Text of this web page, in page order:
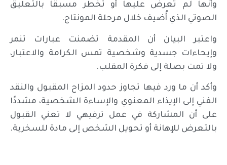
وأنها لم تُعرض عليها أو تُخطر مسبقًا بالتعليق
الصوتي الذي أُضيف خلال مرحلة المونتاج.
واعتبر البيان أن المقدمة تضمنت عبارات تنمر
وإيحاءات جسدية وشخصية تمس الكرامة والاعتبار،
ولا تمت بصلة إلى فكرة المقلب.
وأكد أن ما ورد فيها تجاوز حدود المزاح المقبول والنقد
الفني إلى الإيذاء المعنوي والإساءة الشخصية، مشددًا
على أن المشاركة في عمل ترفيهي لا تعني القبول
بالتعرض للإهانة أو تحويل الشخص إلى مادة للسخرية.